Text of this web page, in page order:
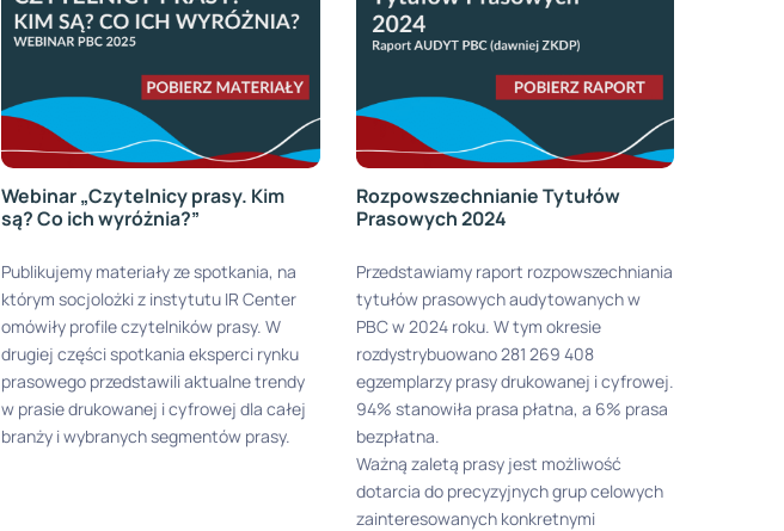
Webinar „Czytelnicy prasy. Kim
są? Co ich wyróżnia?”
Publikujemy materiały ze spotkania, na
którym socjolożki z instytutu IR Center
omówiły profile czytelników prasy. W
drugiej części spotkania eksperci rynku
prasowego przedstawili aktualne trendy
w prasie drukowanej i cyfrowej dla całej
branży i wybranych segmentów prasy.
Rozpowszechnianie Tytułów
Prasowych 2024
Przedstawiamy raport rozpowszechniania
tytułów prasowych audytowanych w
PBC w 2024 roku. W tym okresie
rozdystrybuowano 281 269 408
egzemplarzy prasy drukowanej i cyfrowej.
94% stanowiła prasa płatna, a 6% prasa
bezpłatna.
Ważną zaletą prasy jest możliwość
dotarcia do precyzyjnych grup celowych
zainteresowanych konkretnymi